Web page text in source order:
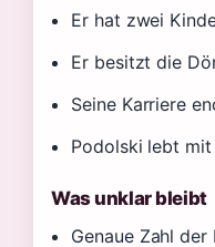
Er hat zwei
Er besitzt die
Seine Karriere
Podolski lebt mit
Was unklar bleibt
Genaue Zahl